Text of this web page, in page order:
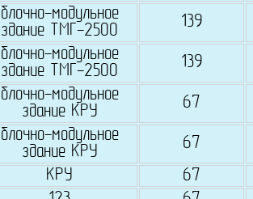
блочно-модульное
здание ТМГ-2500
139
блочно-модульное
здание ТМГ-2500
139
блочно-модульное
здание КРУ
67
блочно-модульное
здание КРУ
67
КРУ
67